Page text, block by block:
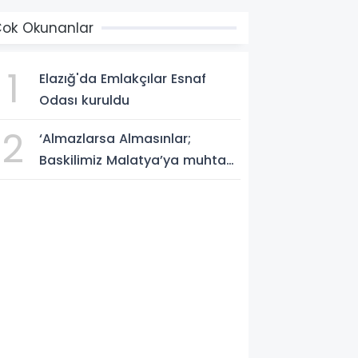
Okunanlar
1
Elazığ'da Emlakçılar Esnaf
Odası kuruldu
2
‘Almazlarsa Almasınlar;
Baskilimiz Malatya’ya muhtaç